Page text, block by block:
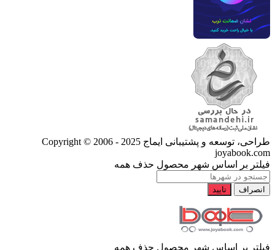
طراحی، توسعه و پشتیبانی ایماج Copyright © 2006 - 2025
joyabook.com
فیلتر بر اساس شهر محصول حذف همه
انصراف تایید
فیلتر بر اساس شهر محصول حذف همه